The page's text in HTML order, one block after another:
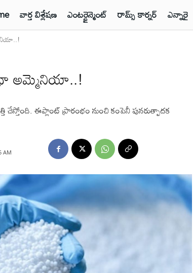
వార్త విశ్లేషణ ఎంటర్టైన్మెంట్ రామ్స్ కార్నర్ ఎన్నారై
అమ్మెనియా..!
ఈప్లాంట్ ప్రారంభం నుంచి కంపెనీ పునరుత్పాదక
AM